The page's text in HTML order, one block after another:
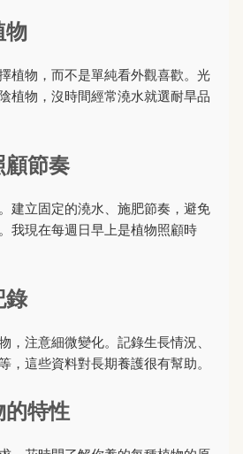
物
植物，而不是單純看外觀喜歡。光
植物，沒時間經常澆水就選耐旱品
顧節奏
建立固定的澆水、施肥節奏，避免
我現在每週日早上是植物照顧時
錄
，注意細微變化。記錄生長情況、
，這些資料對長期養護很有幫助。
的特性